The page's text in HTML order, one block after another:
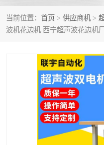
当前位置： 首页 > 供应商机 >
波机花边机 西宁超声波花边机
3040凹凸压花机
高频压花压标机
泡壳包装封口机
其他超声波系列